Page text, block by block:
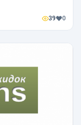
39 0